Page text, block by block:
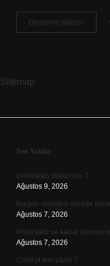
Devamını okuyun
Neyin
Sitemap
Sidebar
Son Yazılar
Umit Aktas doktor mu ?
Ağustos 9, 2026
Kurşun maddesi nerede
Ağustos 7, 2026
Kredi kartı ne kadar
Ağustos 7, 2026
Cimri’yi kim yazdı ?